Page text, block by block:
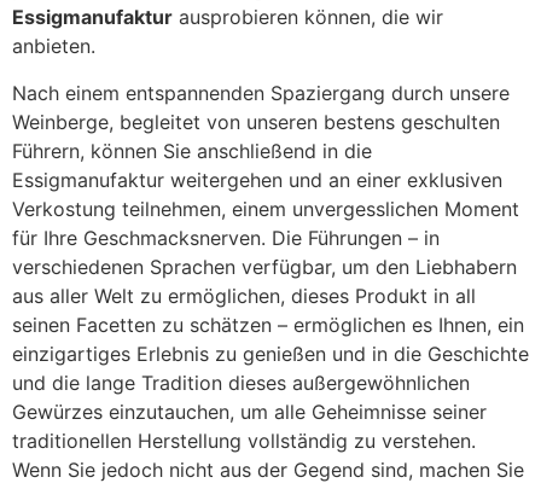
Essigmanufaktur ausprobieren können, die wir
anbieten.
Nach einem entspannenden Spaziergang durch unsere
Weinberge, begleitet von unseren bestens geschulten
Führern, können Sie anschließend in die
Essigmanufaktur weitergehen und an einer exklusiven
Verkostung teilnehmen, einem unvergesslichen Moment
für Ihre Geschmacksnerven. Die Führungen – in
verschiedenen Sprachen verfügbar, um den Liebhabern
aus aller Welt zu ermöglichen, dieses Produkt in all
seinen Facetten zu schätzen – ermöglichen es Ihnen, ein
einzigartiges Erlebnis zu genießen und in die Geschichte
und die lange Tradition dieses außergewöhnlichen
Gewürzes einzutauchen, um alle Geheimnisse seiner
traditionellen Herstellung vollständig zu verstehen.
Wenn Sie jedoch nicht aus der Gegend sind, machen Sie